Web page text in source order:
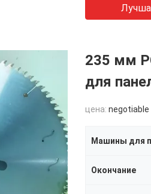
235 мм
для
цена: negotiable
Машины для
Окончание